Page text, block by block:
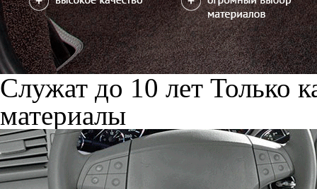
Служат до 10 лет Только
материалы